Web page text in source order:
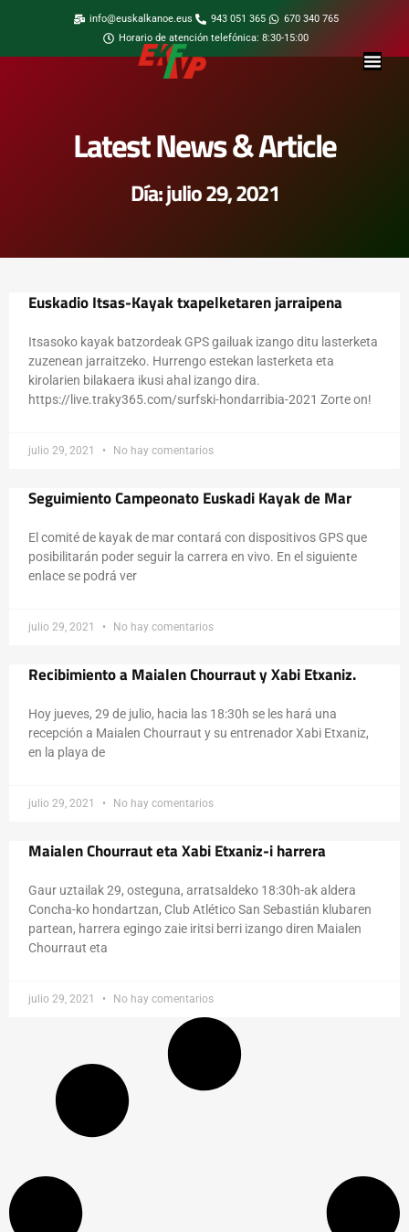
info@euskalkanoe.eus 943 051 365
670 340 765
Horario de atención telefónica: 8:30-15:00
Latest News & Article
Día: julio 29, 2021
Euskadio Itsas-Kayak txapelketaren jarraipena
Itsasoko kayak batzordeak GPS gailuak izango ditu lasterketa
zuzenean jarraitzeko. Hurrengo estekan lasterketa eta
kirolarien bilakaera ikusi ahal izango dira.
https://live.traky365.com/surfski-hondarribia-2021 Zorte on!
julio 29, 2021 No hay comentarios
Seguimiento Campeonato Euskadi Kayak de Mar
El comité de kayak de mar contará con dispositivos GPS que
posibilitarán poder seguir la carrera en vivo. En el siguiente
enlace se podrá ver
julio 29, 2021 No hay comentarios
Recibimiento a Maialen Chourraut y Xabi Etxaniz.
Hoy jueves, 29 de julio, hacia las 18:30h se les hará una
recepción a Maialen Chourraut y su entrenador Xabi Etxaniz,
en la playa de
julio 29, 2021 No hay comentarios
Maialen Chourraut eta Xabi Etxaniz-i harrera
Gaur uztailak 29, osteguna, arratsaldeko 18:30h-ak aldera
Concha-ko hondartzan, Club Atlético San Sebastián klubaren
partean, harrera egingo zaie iritsi berri izango diren Maialen
Chourraut eta
julio 29, 2021 No hay comentarios